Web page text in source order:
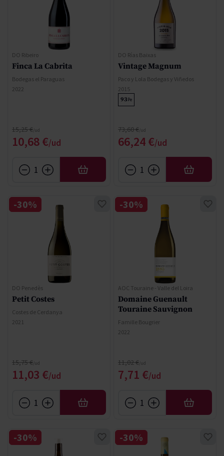
DO Ribeiro
Finca La Cabrita
Bodegas el Paraguas
2022
Precio especial
10,68 €
Precio normal
15,25 €
AÑADIR
DO Rías Baixas
Vintage Magnum
Paco y Lola Bodegas y Viñedos
2015
93Pe
Precio especial
66,24 €
Precio normal
73,60 €
AÑADIR
DO Penedès
Petit Costes
Costes de Cerdanya
2021
Precio especial
11,03 €
Precio normal
15,75 €
-30%
AÑADIR
AOC Touraine - Valle del Loira
Domaine Guenault
Touraine Sauvignon
Famille Bougrier
2022
Precio especial
7,71 €
Precio normal
11,02 €
-30%
AÑADIR
-30% -30%